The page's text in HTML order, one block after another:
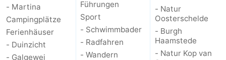
Bruinisse
-
Zierikzee
-
- Martina
Campingplätze
Ferienhäuser
- Duinzicht
- Galgewei
Führungen
Sport
- Schwimmbader
- Radfahren
- Wandern
- Natur
Oosterschelde
- Burgh
Haamstede
- Natur Kop van